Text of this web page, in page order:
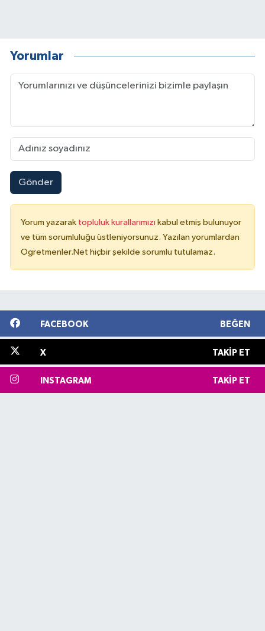
Yorumlar
Gönder
Yorum yazarak topluluk kurallarımızı kabul etmiş bulunuyor
ve tüm sorumluluğu üstleniyorsunuz. Yazılan yorumlardan
Ogretmenler.Net hiçbir şekilde sorumlu tutulamaz.
FACEBOOK BEĞEN
X TAKIP ET
INSTAGRAM TAKIP ET